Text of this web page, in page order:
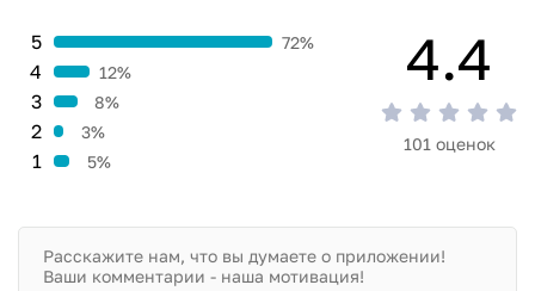
1 5%
2 3%
3 8%
4 12%
5 72% 4.4
101 оценок